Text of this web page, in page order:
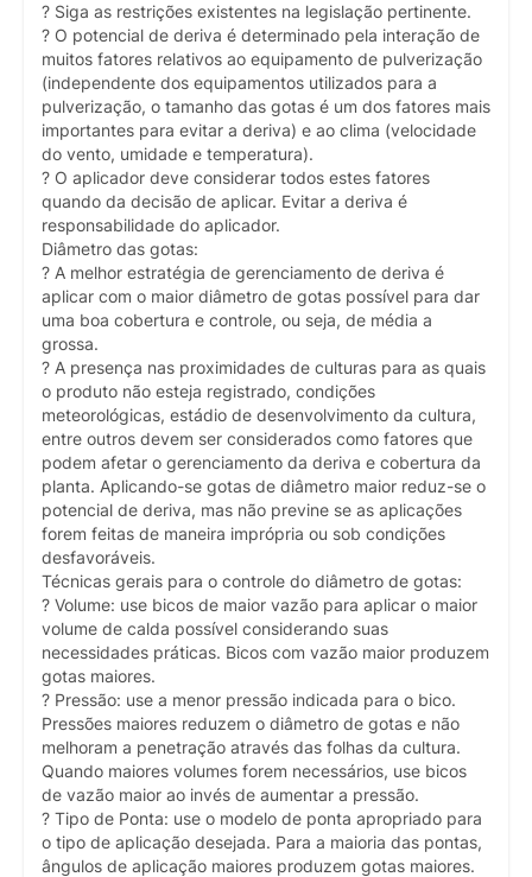
? Siga as restrições existentes na legislação pertinente.
? O potencial de deriva é determinado pela interação de
muitos fatores relativos ao equipamento de pulverização
(independente dos equipamentos utilizados para a
pulverização, o tamanho das gotas é um dos fatores mais
importantes para evitar a deriva) e ao clima (velocidade
do vento, umidade e temperatura).
? O aplicador deve considerar todos estes fatores
quando da decisão de aplicar. Evitar a deriva é
responsabilidade do aplicador.
Diâmetro das gotas:
? A melhor estratégia de gerenciamento de deriva é
aplicar com o maior diâmetro de gotas possível para dar
uma boa cobertura e controle, ou seja, de média a
grossa.
? A presença nas proximidades de culturas para as quais
o produto não esteja registrado, condições
meteorológicas, estádio de desenvolvimento da cultura,
entre outros devem ser considerados como fatores que
podem afetar o gerenciamento da deriva e cobertura da
planta. Aplicando-se gotas de diâmetro maior reduz-se o
potencial de deriva, mas não previne se as aplicações
forem feitas de maneira imprópria ou sob condições
desfavoráveis.
Técnicas gerais para o controle do diâmetro de gotas:
? Volume: use bicos de maior vazão para aplicar o maior
volume de calda possível considerando suas
necessidades práticas. Bicos com vazão maior produzem
gotas maiores.
? Pressão: use a menor pressão indicada para o bico.
Pressões maiores reduzem o diâmetro de gotas e não
melhoram a penetração através das folhas da cultura.
Quando maiores volumes forem necessários, use bicos
de vazão maior ao invés de aumentar a pressão.
? Tipo de Ponta: use o modelo de ponta apropriado para
o tipo de aplicação desejada. Para a maioria das pontas,
ângulos de aplicação maiores produzem gotas maiores.